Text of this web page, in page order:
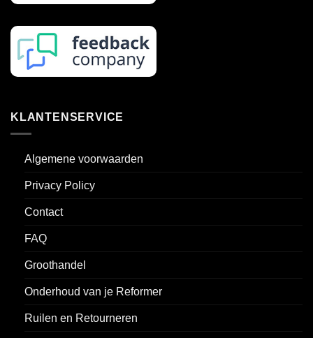
KLANTENSERVICE
Algemene voorwaarden
Privacy Policy
Contact
FAQ
Groothandel
Onderhoud van je Reformer
Ruilen en Retourneren